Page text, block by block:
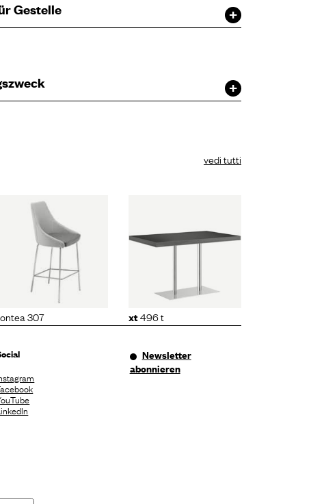
Gestelle
vedi tutti
307
xt496 t
xt496 t
Newsletter
abonnieren